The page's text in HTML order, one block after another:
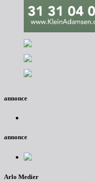
annonce
annonce
Arlo Medier